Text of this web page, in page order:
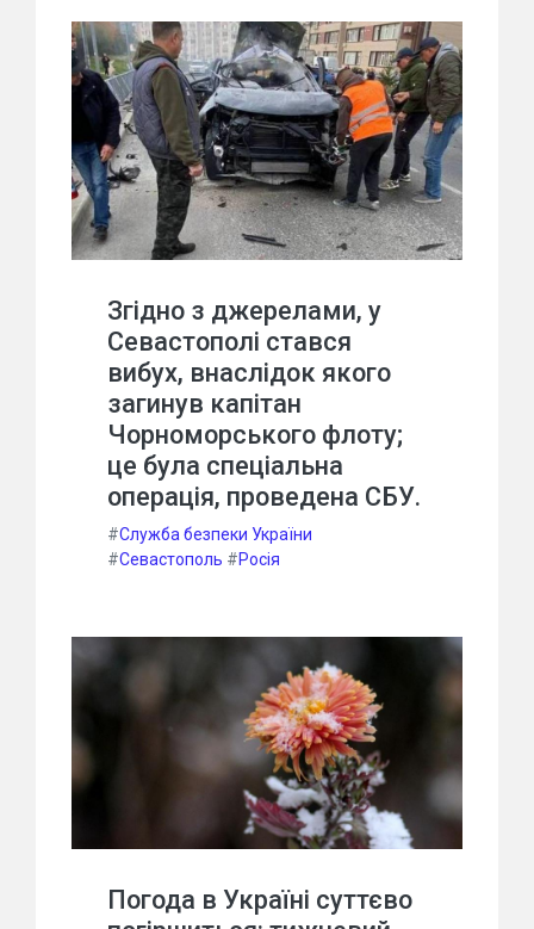
Згідно з джерелами, у
Севастополі стався
вибух, внаслідок якого
загинув капітан
Чорноморського флоту;
це була спеціальна
операція, проведена СБУ.
#Служба безпеки України
#Севастополь #Росія
Погода в Україні суттєво